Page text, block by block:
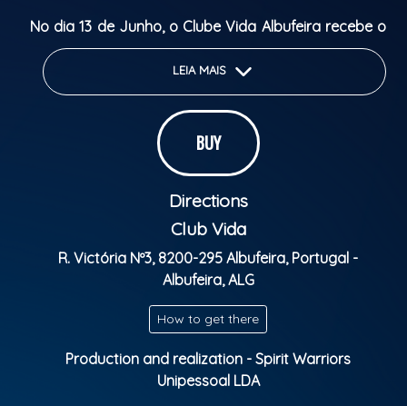
No dia 13 de Junho, o Clube Vida Albufeira recebe o
fenômeno MC GABZIN “ Diretamente do Brasil no
comando do melhor clima da Copa!
Hits que vão fazer geral cantar:
• Se Eu Te Pedir Pra Ficar
• Incrível Jogando a Potranca
DJ Têagá botando todos pra dançar com uma
energia contagiante
DJ Nc do primeiro quebrando tudo com o melhor do
LEIA MAIS
BUY
Directions
Club Vida
R. Victória Nº3, 8200-295 Albufeira, Portugal -
Albufeira, ALG
How to get there
Production and realization - Spirit Warriors
Unipessoal LDA